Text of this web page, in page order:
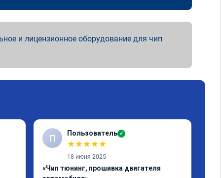
и лицензионное оборудование для чип
П Пользователь ✓
★★★★★
18 июня 2025
«Чип тюнинг, прошивка двигателя